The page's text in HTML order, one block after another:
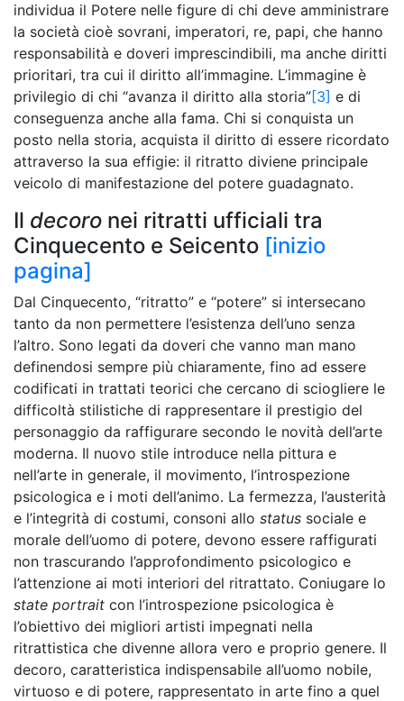
individua il Potere nelle figure di chi deve amministrare
la società cioè sovrani, imperatori, re, papi, che hanno
responsabilità e doveri imprescindibili, ma anche diritti
prioritari, tra cui il diritto all’immagine. L’immagine è
privilegio di chi “avanza il diritto alla storia”[3] e di
conseguenza anche alla fama. Chi si conquista un
posto nella storia, acquista il diritto di essere ricordato
attraverso la sua effigie: il ritratto diviene principale
veicolo di manifestazione del potere guadagnato.
Il decoro nei ritratti ufficiali tra
Cinquecento e Seicento [inizio
pagina]
Dal Cinquecento, “ritratto” e “potere” si intersecano
tanto da non permettere l’esistenza dell’uno senza
l’altro. Sono legati da doveri che vanno man mano
definendosi sempre più chiaramente, fino ad essere
codificati in trattati teorici che cercano di sciogliere le
difficoltà stilistiche di rappresentare il prestigio del
personaggio da raffigurare secondo le novità dell’arte
moderna. Il nuovo stile introduce nella pittura e
nell’arte in generale, il movimento, l’introspezione
psicologica e i moti dell’animo. La fermezza, l’austerità
e l’integrità di costumi, consoni allo status sociale e
morale dell’uomo di potere, devono essere raffigurati
non trascurando l’approfondimento psicologico e
l’attenzione ai moti interiori del ritrattato. Coniugare lo
state portrait con l’introspezione psicologica è
l’obiettivo dei migliori artisti impegnati nella
ritrattistica che divenne allora vero e proprio genere. Il
decoro, caratteristica indispensabile all’uomo nobile,
virtuoso e di potere, rappresentato in arte fino a quel